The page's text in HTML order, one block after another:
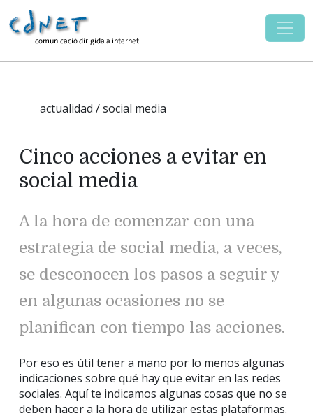
actualidad / social media
Cinco acciones a evitar en
social media
A la hora de comenzar con una
estrategia de social media, a veces,
se desconocen los pasos a seguir y
en algunas ocasiones no se
planifican con tiempo las acciones.
Por eso es útil tener a mano por lo menos algunas
indicaciones sobre qué hay que evitar en las redes
sociales. Aquí te indicamos algunas cosas que no se
deben hacer a la hora de utilizar estas plataformas.